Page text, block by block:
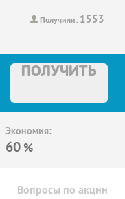
Получили: 1553
ПОЛУЧИТЬ
Экономия:
60 %
Вопросы по акции